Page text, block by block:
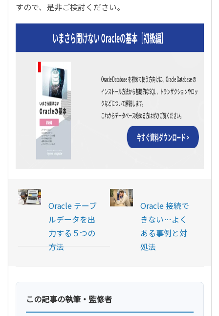
すので、是非ご検討ください。
Oracle テーブ
ルデータを出
力する５つの
方法
Oracle 接続で
きない…よく
ある事例と対
処法
この記事の執筆・監修者